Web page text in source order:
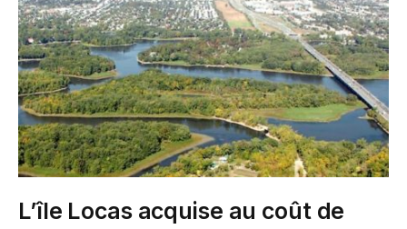
L’île Locas acquise au coût de